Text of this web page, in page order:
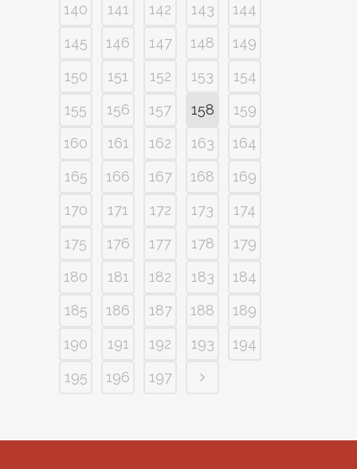
140
141 142 143
144
145
146 147 148
149
150
151 152 153
154
155
156 157 158
159
160
161 162 163
164
165
166 167 168
169
170
171 172 173
174
175
176 177 178
179
180
181 182 183
184
185
186 187 188
189
190
191 192 193
194
195
196 197